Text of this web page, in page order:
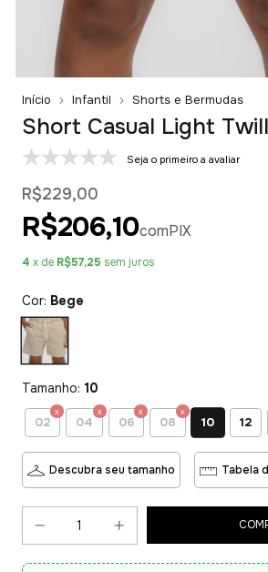
Início Infantil Shorts e Bermudas
Short Casual Light
Seja o primeiro a avaliar
R$229,00
R$206,10comPIX
4 x de R$57,25 sem juros
Cor: Bege
Tamanho: 10
02 04 06 08 10 12
Descubra seu tamanho Tabela